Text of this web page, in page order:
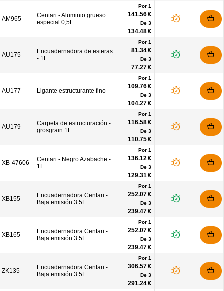
AM965
Centari - Aluminio grueso
especial 0,5L
Por 1
141.56 €
De 3
134.48 €
AU175
Encuadernadora de esteras
- 1L
Por 1
81.34 €
De 3
77.27 €
AU177 Ligante estructurante fino -
Por 1
109.76 €
De 3
104.27 €
AU179
Carpeta de estructuración -
grosgrain 1L
Por 1
116.58 €
De 3
110.75 €
XB-47606
Centari - Negro Azabache -
1L
Por 1
136.12 €
De 3
129.31 €
XB155
Encuadernadora Centari -
Baja emisión 3.5L
Por 1
252.07 €
De 3
239.47 €
XB165
Encuadernadora Centari -
Baja emisión 3.5L
Por 1
252.07 €
De 3
239.47 €
ZK135
Encuadernadora Centari -
Baja emisión 3.5L
Por 1
306.57 €
De 3
291.24 €